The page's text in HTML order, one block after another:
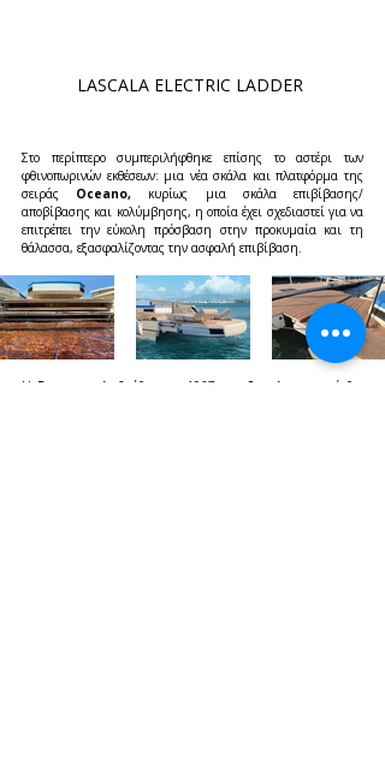
LASCALA ELECTRIC LADDER
Στο περίπτερο συμπεριλήφθηκε επίσης το αστέρι των
φθινοπωρινών εκθέσεων: μια νέα σκάλα και πλατφόρμα της
σειράς Oceano, κυρίως μια σκάλα επιβίβασης/
αποβίβασης και κολύμβησης, η οποία έχει σχεδιαστεί για να
επιτρέπει την εύκολη πρόσβαση στην προκυμαία και τη
θάλασσα, εξασφαλίζοντας την ασφαλή επιβίβαση.
Η Besenzoni ιδρύθηκε το 1967 στο Sarnico
, στις όχθες